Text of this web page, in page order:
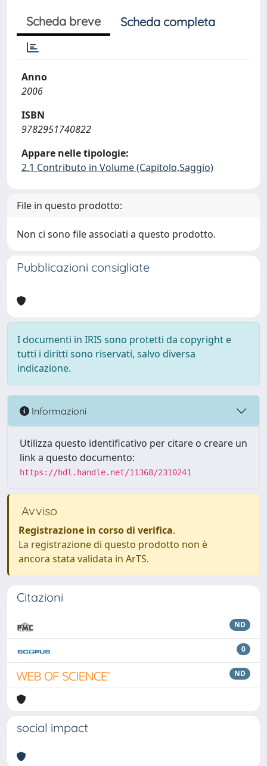
Scheda breve Scheda completa
Anno
2006
ISBN
9782951740822
Appare nelle tipologie:
2.1 Contributo in Volume (Capitolo,Saggio)
File in questo prodotto:
Non ci sono file associati a questo prodotto.
Pubblicazioni consigliate
I documenti in IRIS sono protetti da copyright e
tutti i diritti sono riservati, salvo diversa
indicazione.
Informazioni
Utilizza questo identificativo per citare o creare un
link a questo documento:
https://hdl.handle.net/11368/2310241
Avviso
Registrazione in corso di verifica.
La registrazione di questo prodotto non è
ancora stata validata in ArTS.
Citazioni
ND
0
ND
social impact